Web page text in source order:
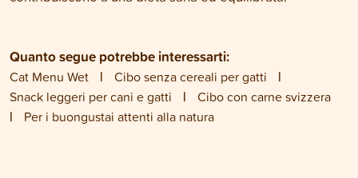
Quanto segue potrebbe interessarti:
Cat Menu Wet
Cibo senza cereali per gatti
Snack leggeri per cani e gatti
Cibo con carne svizzera
Per i buongustai attenti alla natura